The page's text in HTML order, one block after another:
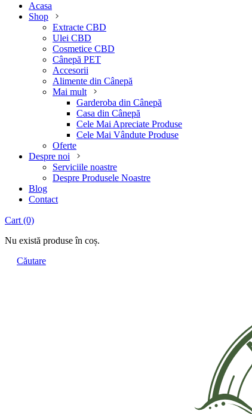
Acasa
Shop
Extracte CBD
Ulei CBD
Cosmetice CBD
Cânepă PET
Accesorii
Alimente din Cânepă
Mai mult
Garderoba din Cânepă
Casa din Cânepă
Cele Mai Apreciate Produse
Cele Mai Vândute Produse
Oferte
Despre noi
Serviciile noastre
Despre Produsele Noastre
Blog
Contact
Cart (0)
Nu există produse în coș.
Căutare